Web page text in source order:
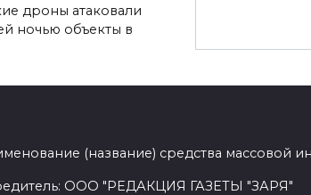
дроны атаковали
ночью объекты в
(название) средства массовой
ООО "РЕДАКЦИЯ ГАЗЕТЫ "ЗАРЯ"